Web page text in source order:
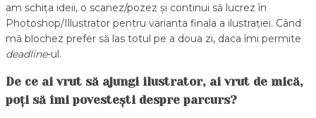
am schița ideii, o scanez/pozez și continui să lucrez în
Photoshop/Illustrator pentru varianta finala a ilustrației. Când
mă blochez prefer să las totul pe a doua zi, daca îmi permite
deadline-ul.
De ce ai vrut să ajungi ilustrator, ai vrut de mică,
poți să îmipovestești despre parcurs?